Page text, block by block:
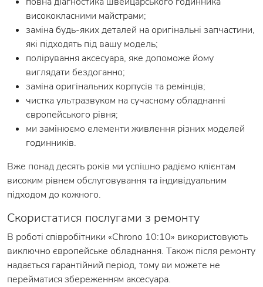
висококласними майстрами;
заміна будь-яких деталей на оригінальні запчастини,
які підходять під вашу модель;
полірування аксесуара, яке допоможе йому
виглядати бездоганно;
заміна оригінальних корпусів та ремінців;
чистка ультразвуком на сучасному обладнанні
європейського рівня;
ми замінюємо елементи живлення різних моделей
годинників.
Вже понад десять років ми успішно радіємо клієнтам
високим рівнем обслуговування та індивідуальним
підходом до кожного.
Скористатися послугами з ремонту
В роботі співробітники «Chrono 10:10» використовують
виключно європейське обладнання. Також після ремонту
надається гарантійний період, тому ви можете не
перейматися збереженням аксесуара.